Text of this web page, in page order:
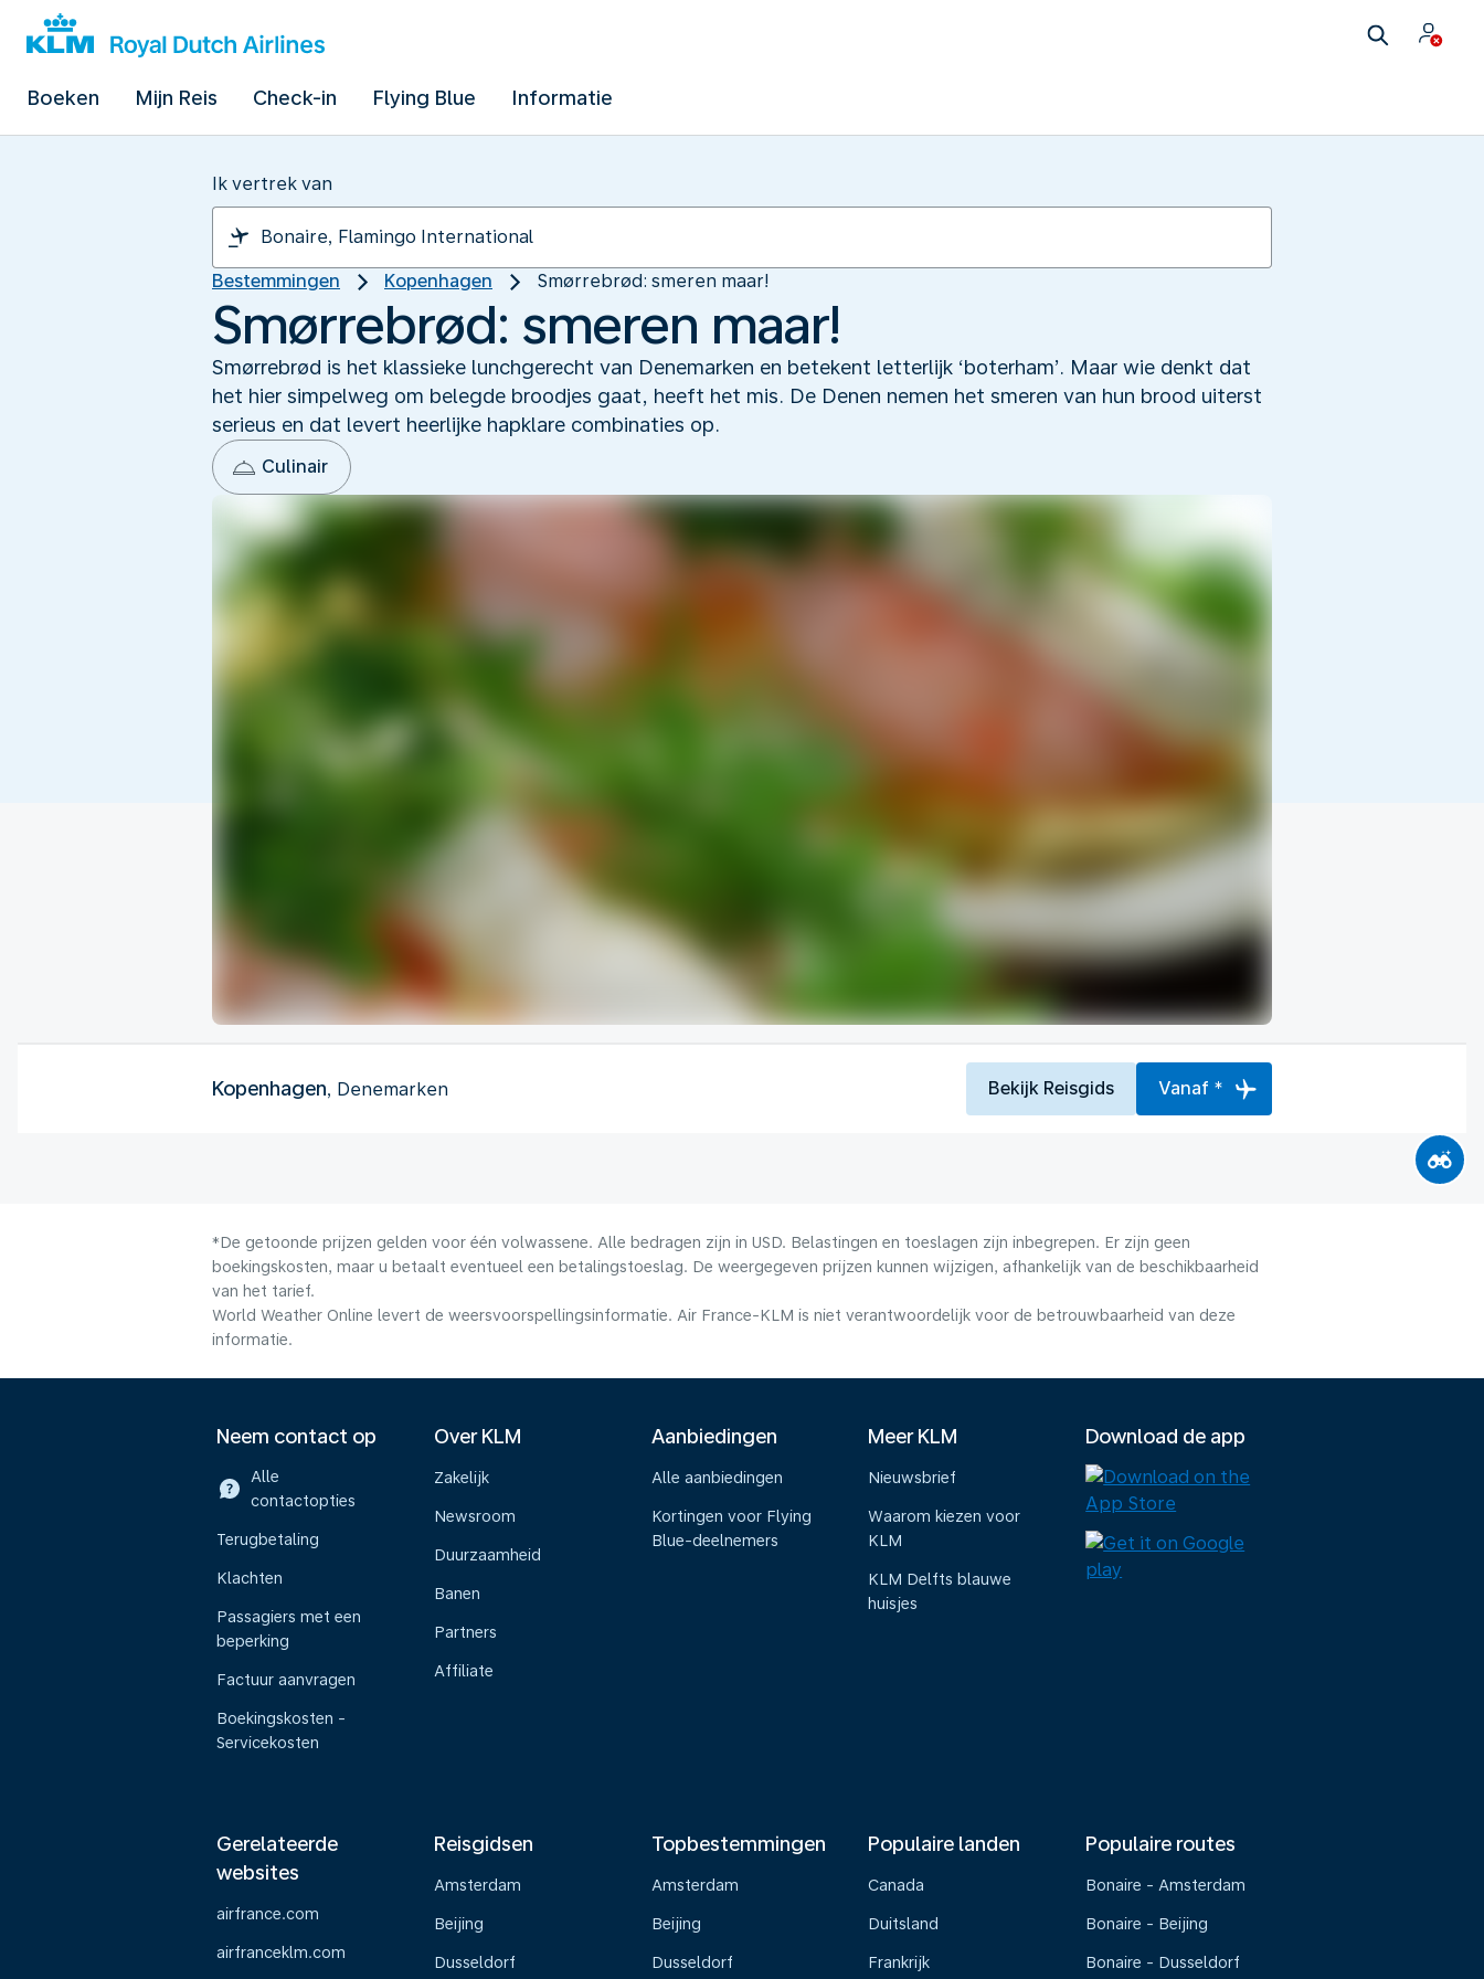
Boeken Mijn Reis Check-in Flying Blue Informatie
Ik vertrek van
Bestemmingen Kopenhagen Smørrebrød: smeren maar!
Smørrebrød: smeren maar!
Smørrebrød is het klassieke lunchgerecht van Denemarken en betekent letterlijk ‘boterham’. Maar wie denkt dat
het hier simpelweg om belegde broodjes gaat, heeft het mis. De Denen nemen het smeren van hun brood uiterst
serieus en dat levert heerlijke hapklare combinaties op.
Culinair
Kopenhagen, Denemarken Bekijk Reisgids Vanaf *
*De getoonde prijzen gelden voor één volwassene. Alle bedragen zijn in USD. Belastingen en toeslagen zijn inbegrepen. Er zijn geen
boekingskosten, maar u betaalt eventueel een betalingstoeslag. De weergegeven prijzen kunnen wijzigen, afhankelijk van de beschikbaarheid
van het tarief.
World Weather Online levert de weersvoorspellingsinformatie. Air France-KLM is niet verantwoordelijk voor de betrouwbaarheid van deze
informatie.
Neem contact op
Alle
contactopties
Terugbetaling
Klachten
Passagiers met een
beperking
Factuur aanvragen
Boekingskosten -
Servicekosten
Over KLM
Zakelijk
Newsroom
Duurzaamheid
Banen
Partners
Affiliate
Aanbiedingen
Alle aanbiedingen
Kortingen voor Flying
Blue-deelnemers
Meer KLM
Nieuwsbrief
Waarom kiezen voor
KLM
KLM Delfts blauwe
huisjes
Download de app
Gerelateerde
websites
airfrance.com
airfranceklm.com
Reisgidsen
Amsterdam
Beijing
Dusseldorf
Topbestemmingen
Amsterdam
Beijing
Dusseldorf
Populaire landen
Canada
Duitsland
Frankrijk
Populaire routes
Bonaire - Amsterdam
Bonaire - Beijing
Bonaire - Dusseldorf